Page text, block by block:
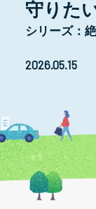
守りた
シリーズ：
2026.05.15